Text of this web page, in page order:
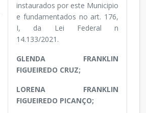
instaurados por este Municipio
e fundamentados no art. 176,
I, da Lei Federal n
14.133/2021.
GLENDA FRANKLIN
FIGUEIREDO CRUZ;
LORENA FRANKLIN
FIGUEIREDO PICANÇO;